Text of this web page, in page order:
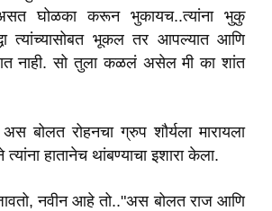
घोळका करून भुकायच..त्यांना भुकु
त्यांच्यासोबत भूकल तर आपल्यात आणि
नाही. सो तुला कळलं असेल मी का शांत
बोलत रोहनचा ग्रुप शौर्यला मारायला
हातानेच थांबण्याचा इशारा केला.
नवीन आहे तो.."अस बोलत राज आणि